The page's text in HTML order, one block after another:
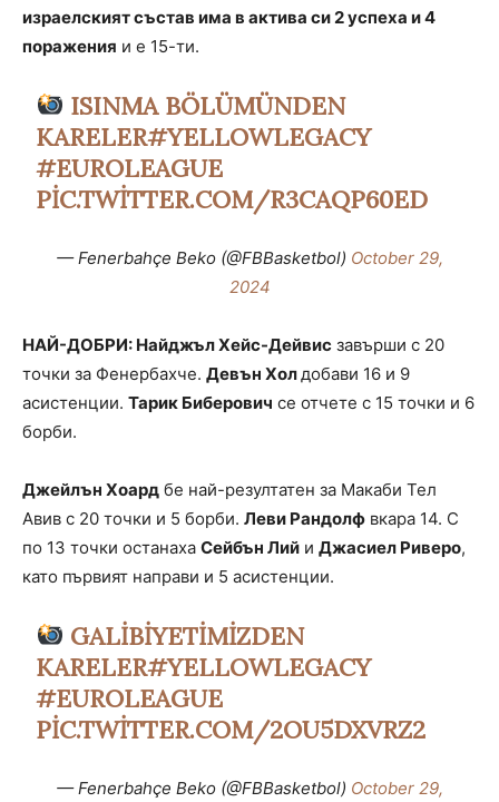
израелският състав има в актива си 2 успеха и 4
поражения и е 15-ти.
ISINMA BÖLÜMÜNDEN
KARELER#YELLOWLEGACY
#EUROLEAGUE
PIC.TWITTER.COM/R3CAQP60ED
— Fenerbahçe Beko (@FBBasketbol) October 29,
2024
НАЙ-ДОБРИ: Найджъл Хейс-Дейвис завърши с 20
точки за Фенербахче. Девън Холдобави 16 и 9
асистенции. Тарик Биберович се отчете с 15 точки и 6
борби.
Джейлън Хоард бе най-резултатен за Макаби Тел
Авив с 20 точки и 5 борби. Леви Рандолф вкара 14. С
по 13 точки останаха Сейбън Лий и Джасиел Риверо,
като първият направи и 5 асистенции.
GALIBIYETIMIZDEN
KARELER#YELLOWLEGACY
#EUROLEAGUE
PIC.TWITTER.COM/2OU5DXVRZ2
— Fenerbahçe Beko (@FBBasketbol) October 29,